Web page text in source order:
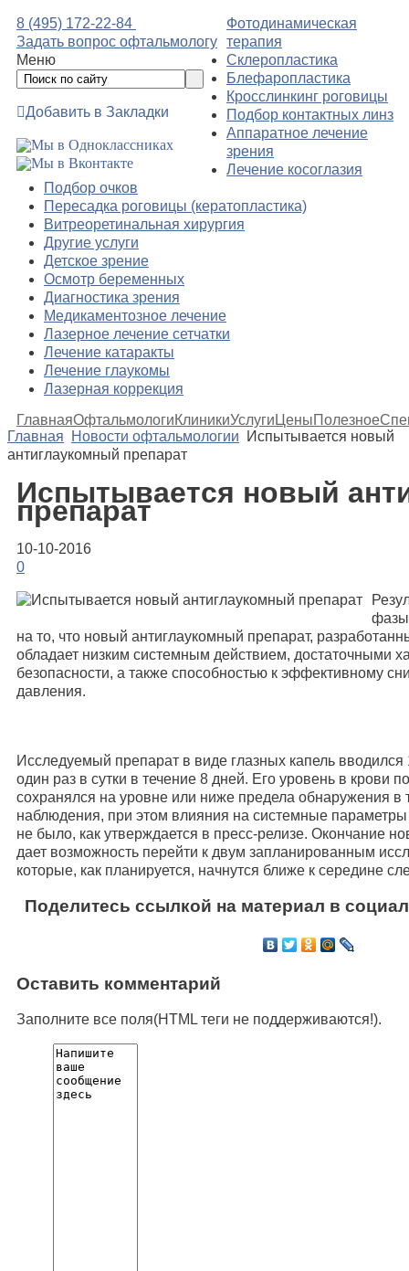
8 (495) 172-22-84
Задать вопрос офтальмологу
Меню
Добавить в Закладки
Фотодинамическая
терапия
Склеропластика
Блефаропластика
Кросслинкинг роговицы
Подбор контактных линз
Аппаратное лечение
зрения
Лечение косоглазия
Подбор очков
Пересадка роговицы (кератопластика)
Витреоретинальная хирургия
Другие услуги
Детское зрение
Осмотр беременных
Диагностика зрения
Медикаментозное лечение
Лазерное лечение сетчатки
Лечение катаракты
Лечение глаукомы
Лазерная коррекция
ГлавнаяОфтальмологиКлиникиУслуги ЦеныПолезное
Главная
Новости офтальмологии
Испытывается новый
антиглаукомный препарат
Испытывается новый
препарат
10-10-2016
0
фазы
на то, что новый антиглаукомный препарат,
обладает низким системным действием, достаточными
безопасности, а также способностью к эффективному
давления.
Исследуемый препарат в виде глазных капель
один раз в сутки в течение 8 дней. Его уровень в крови
сохранялся на уровне или ниже предела обнаружения в
наблюдения, при этом влияния на системные
не было, как утверждается в пресс-релизе. Окончание
дает возможность перейти к двум запланированным
которые, как планируется, начнутся ближе к середине
Поделитесь ссылкой на материал в
Оставить комментарий
Заполните все поля(HTML теги не поддерживаются!).